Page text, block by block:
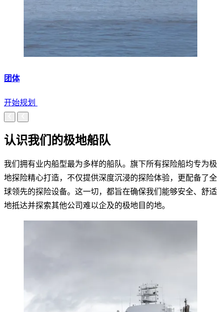
团体
开始规划
认识我们的极地船队
我们拥有业内船型最为多样的船队。旗下所有探险船均专为极
地探险精心打造，不仅提供深度沉浸的探险体验，更配备了全
球领先的探险设备。这一切，都旨在确保我们能够安全、舒适
地抵达并探索其他公司难以企及的极地目的地。